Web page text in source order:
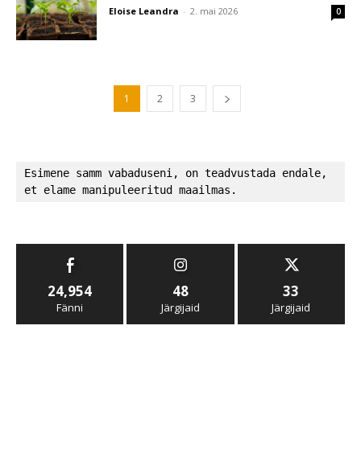
Eloise Leandra - 2. mai 2026 0
1 2 3
Esimene samm vabaduseni, on teadvustada endale,
et elame manipuleeritud maailmas.
24,954
Fänni
48
Järgijaid
33
Järgijaid